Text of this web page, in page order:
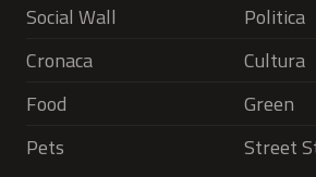
Social Wall
Politica
Cronaca
Cultura
Food
Green
Pets
Street